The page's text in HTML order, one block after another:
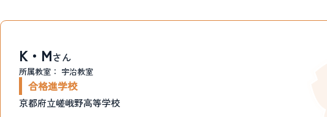
K・Mさん
所属教室： 宇治教室
合格進学校
京都府立嵯峨野高等学校